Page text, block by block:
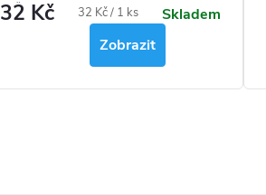
Škůdce přiláká k pasti potravinové
lákadlo a silné deratizační lepidlo ho
zachytí, sotva se jí dotkne. Bez
zbytečné chemie. Nahrazuje lepidlo
Temobi Glue a Viktory Glue.
32 Kč
Měrná
32 Kč / 1 ks
Skladem
Zobrazit